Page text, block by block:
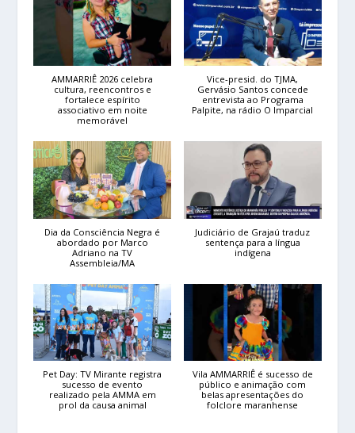
AMMARRIÊ 2026 celebra
cultura, reencontros e
fortalece espírito
associativo em noite
memorável
Vice-presid. do TJMA,
Gervásio Santos concede
entrevista ao Programa
Palpite, na rádio O Imparcial
Dia da Consciência Negra é
abordado por Marco
Adriano na TV
Assembleia/MA
Judiciário de Grajaú traduz
sentença para a língua
indígena
Pet Day: TV Mirante registra
sucesso de evento
realizado pela AMMA em
prol da causa animal
Vila AMMARRIÊ é sucesso de
público e animação com
belas apresentações do
folclore maranhense